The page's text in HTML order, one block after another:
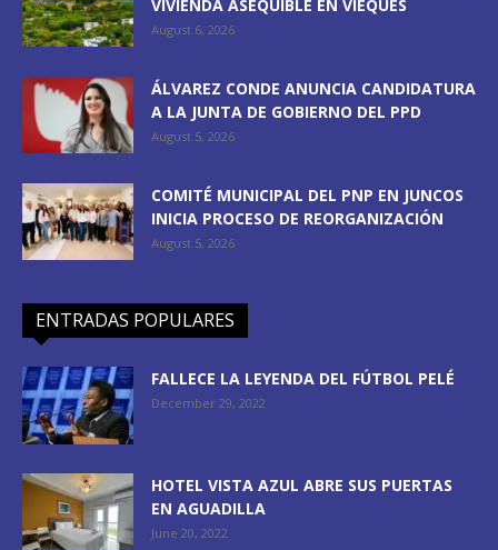
VIVIENDA ASEQUIBLE EN VIEQUES
August 6, 2026
ÁLVAREZ CONDE ANUNCIA CANDIDATURA
A LA JUNTA DE GOBIERNO DEL PPD
August 5, 2026
COMITÉ MUNICIPAL DEL PNP EN JUNCOS
INICIA PROCESO DE REORGANIZACIÓN
August 5, 2026
ENTRADAS POPULARES
FALLECE LA LEYENDA DEL FÚTBOL PELÉ
December 29, 2022
HOTEL VISTA AZUL ABRE SUS PUERTAS
EN AGUADILLA
June 20, 2022